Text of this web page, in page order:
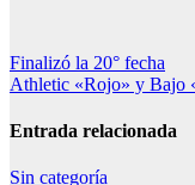
Navegación
de
entradas
Finalizó la 20° fecha
Athletic «Rojo» y Bajo
Entrada relacionada
Sin categoría